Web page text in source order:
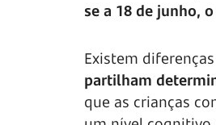
se a 18 de junho,
Existem
partilham
que as crianças